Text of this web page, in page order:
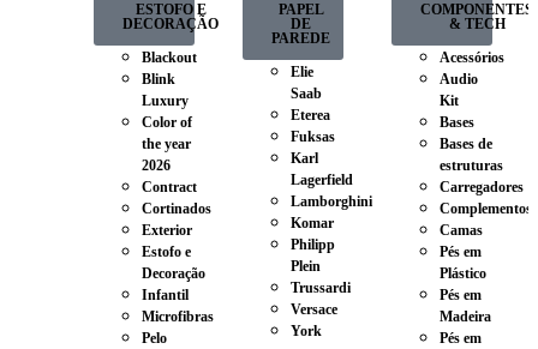
ESTOFO E
DECORAÇÃO
Blackout
Blink
Luxury
Color of
the year
2026
Contract
Cortinados
Exterior
Estofo e
Decoração
Infantil
Microfibras
Pelo
PAPEL
DE
PAREDE
Elie
Saab
Eterea
Fuksas
Karl
Lagerfield
Lamborghini
Komar
Philipp
Plein
Trussardi
Versace
York
COMPONENTES
& TECH
Acessórios
Audio
Kit
Bases
Bases de
estruturas
Carregadores
Complementos
Camas
Pés em
Plástico
Pés em
Madeira
Pés em